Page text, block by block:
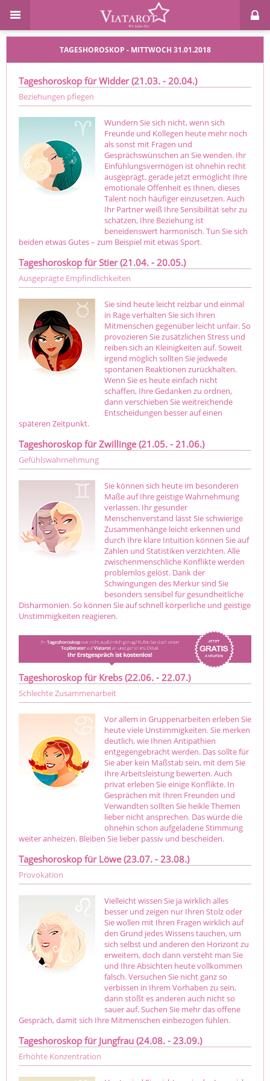
TAGESHOROSKOP - MITTWOCH 31.01.2018
Tageshoroskop für Widder (21.03. - 20.04.)
Beziehungen pflegen
Wundern Sie sich nicht, wenn sich
Freunde und Kollegen heute mehr noch
als sonst mit Fragen und
Gesprächswünschen an Sie wenden. Ihr
Einfühlungsvermögen ist ohnehin recht
ausgeprägt, gerade jetzt ermöglicht Ihre
emotionale Offenheit es Ihnen, dieses
Talent noch häufiger einzusetzen. Auch
Ihr Partner weiß Ihre Sensibilität sehr zu
schätzen, Ihre Beziehung ist
beneidenswert harmonisch. Tun Sie sich
beiden etwas Gutes – zum Beispiel mit etwas Sport.
Tageshoroskop für Stier (21.04. - 20.05.)
Ausgeprägte Empfindlichkeiten
Sie sind heute leicht reizbar und einmal
in Rage verhalten Sie sich Ihren
Mitmenschen gegenüber leicht unfair. So
provozieren Sie zusätzlichen Stress und
reiben sich an Kleinigkeiten auf. Soweit
irgend möglich sollten Sie jedwede
spontanen Reaktionen zurückhalten.
Wenn Sie es heute einfach nicht
schaffen, Ihre Gedanken zu ordnen,
dann verschieben Sie weitreichende
Entscheidungen besser auf einen
späteren Zeitpunkt.
Tageshoroskop für Zwillinge (21.05. - 21.06.)
Gefühlswahrnehmung
Sie können sich heute im besonderen
Maße auf Ihre geistige Wahrnehmung
verlassen. Ihr gesunder
Menschenverstand lässt Sie schwierige
Zusammenhänge leicht erkennen und
durch Ihre klare Intuition können Sie auf
Zahlen und Statistiken verzichten. Alle
zwischenmenschliche Konflikte werden
problemlos gelöst. Dank der
Schwingungen des Merkur sind Sie
besonders sensibel für gesundheitliche
Disharmonien. So können Sie auf schnell körperliche und geistige
Unstimmigkeiten reagieren.
Tageshoroskop für Krebs (22.06. - 22.07.)
Schlechte Zusammenarbeit
Vor allem in Gruppenarbeiten erleben Sie
heute viele Unstimmigkeiten. Sie merken
deutlich, wie Ihnen Antipathien
entgegengebracht werden. Das sollte für
Sie aber kein Maßstab sein, mit dem Sie
Ihre Arbeitsleistung bewerten. Auch
privat erleben Sie einige Konflikte. In
Gesprächen mit Ihren Freunden und
Verwandten sollten Sie heikle Themen
lieber nicht ansprechen. Das würde die
ohnehin schon aufgeladene Stimmung
weiter anheizen. Bleiben Sie lieber passiv und bescheiden.
Tageshoroskop für Löwe (23.07. - 23.08.)
Provokation
Vielleicht wissen Sie ja wirklich alles
besser und zeigen nur Ihren Stolz oder
Sie wollen mit Ihren Fragen wirklich auf
den Grund jedes Wissens tauchen, um
sich selbst und anderen den Horizont zu
erweitern, doch dann versteht man Sie
und Ihre Absichten heute vollkommen
falsch. Versuchen Sie nicht ganz so
verbissen in Ihrem Vorhaben zu sein,
dann stößt es anderen auch nicht so
sauer auf. Suchen Sie mehr das offene
Gespräch, damit sich Ihre Mitmenschen einbezogen fühlen.
Tageshoroskop für Jungfrau (24.08. - 23.09.)
Erhöhte Konzentration